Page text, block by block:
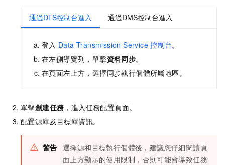
通過DTS控制台進入 通過DMS控制台進入
登入 Data Transmission Service 控制台。
在左側導覽列，單擊資料同步。
在頁面左上方，選擇同步執行個體所屬地區。
單擊創建任務 ，進入任務配置頁面。
配置源庫及目標庫資訊。
警告 選擇源和目標執行個體後，建議您仔細閱讀頁
面上方顯示的使用限制，否則可能會導致任務